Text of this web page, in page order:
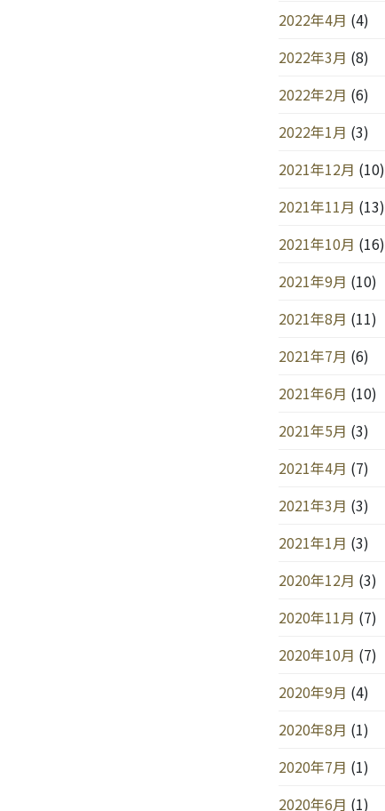
2022年4月 (4)
2022年3月 (8)
2022年2月 (6)
2022年1月 (3)
2021年12月 (10)
2021年11月 (13)
2021年10月 (16)
2021年9月 (10)
2021年8月 (11)
2021年7月 (6)
2021年6月 (10)
2021年5月 (3)
2021年4月 (7)
2021年3月 (3)
2021年1月 (3)
2020年12月 (3)
2020年11月 (7)
2020年10月 (7)
2020年9月 (4)
2020年8月 (1)
2020年7月 (1)
2020年6月 (1)